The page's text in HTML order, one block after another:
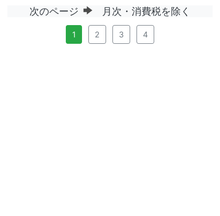
次のページ 月次・消費税を除く
1 2 3 4